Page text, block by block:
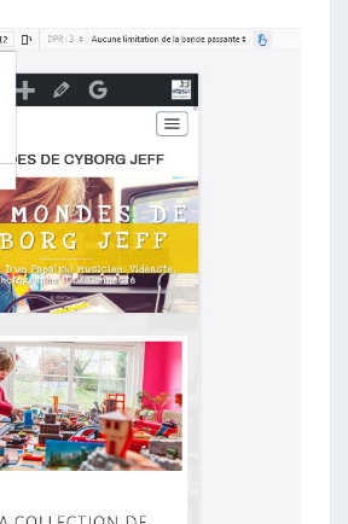
M
O
E
«
M
O
B
I
L
E
»